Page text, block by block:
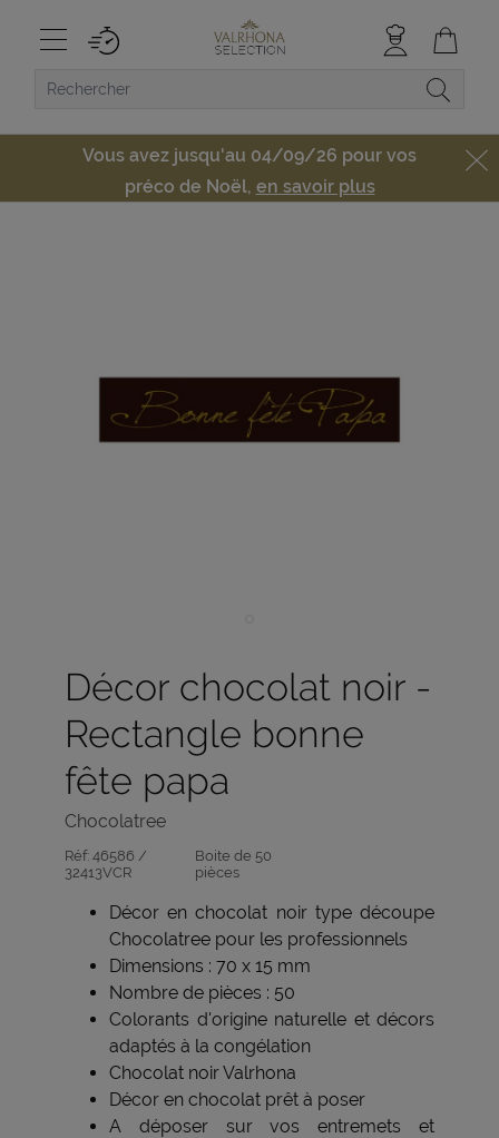
Vous avez jusqu'au 04/09/26 pour vos
préco de Noël, en savoir plus
Décor chocolat noir -
Rectangle bonne
fête papa
Chocolatree
Réf: 46586 /
32413VCR
Boite de 50
pièces
Décor en chocolat noir type découpe
Chocolatree pour les professionnels
Dimensions : 70 x 15 mm
Nombre de pièces : 50
Colorants d'origine naturelle et décors
adaptés à la congélation
Chocolat noir Valrhona
Décor en chocolat prêt à poser
A déposer sur vos entremets et